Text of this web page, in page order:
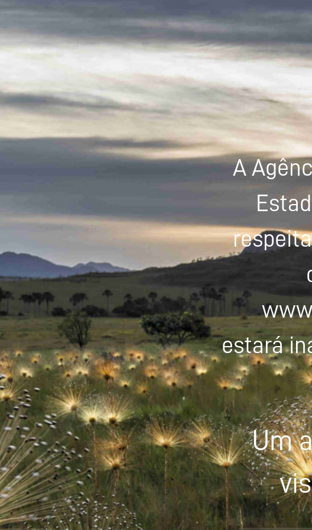
A
estará
Um